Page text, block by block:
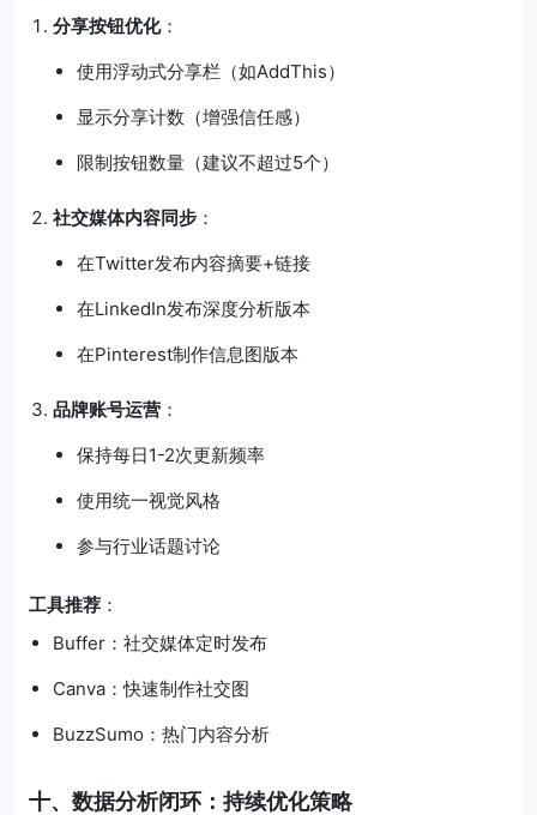
分享按钮优化：
使用浮动式分享栏（如AddThis）
显示分享计数（增强信任感）
限制按钮数量（建议不超过5个）
社交媒体内容同步 ：
在Twitter发布内容摘要+链接
在LinkedIn发布深度分析版本
在Pinterest制作信息图版本
品牌账号运营 ：
保持每日1-2次更新频率
使用统一视觉风格
参与行业话题讨论
工具推荐 ：
Buffer：社交媒体定时发布
Canva：快速制作社交图
BuzzSumo：热门内容分析
十、数据分析闭环：持续优化策略